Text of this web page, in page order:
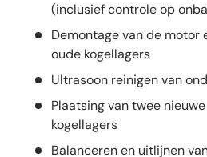
(inclusief controle op
Demontage van de motor
oude kogellagers
Ultrasoon reinigen van
Plaatsing van twee
kogellagers
Balanceren en uitlijnen